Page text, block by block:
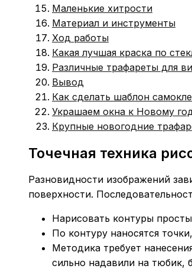
Маленькие хитрости
Материал и инструменты
Ход работы
Какая лучшая краска по
Различные трафареты для
Вывод
Как сделать шаблон
Украшаем окна к Новому
Крупные новогодние
Точечная техника
Разновидности изображений
поверхности.
Нарисовать контуры
По контуру наносятся
Методика требует
сильно надавили на тюбик,